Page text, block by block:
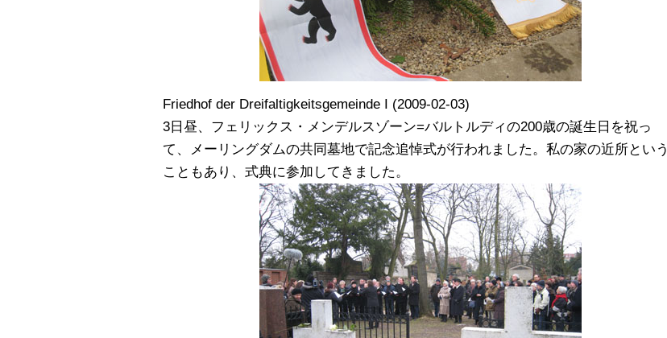
Friedhof der Dreifaltigkeitsgemeinde I (2009-02-03)
3日昼、フェリックス・メンデルスゾーン=バルトルディの200歳の誕生日を祝っ
て、メーリングダムの共同墓地で記念追悼式が行われました。私の家の近所という
こともあり、式典に参加してきました。